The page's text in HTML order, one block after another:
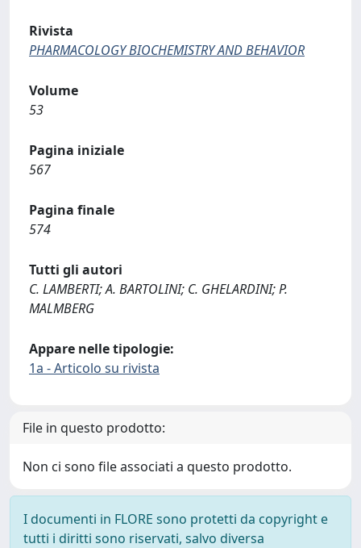
Rivista
PHARMACOLOGY BIOCHEMISTRY AND BEHAVIOR
Volume
53
Pagina iniziale
567
Pagina finale
574
Tutti gli autori
C. LAMBERTI; A. BARTOLINI; C. GHELARDINI; P.
MALMBERG
Appare nelle tipologie:
1a - Articolo su rivista
File in questo prodotto:
Non ci sono file associati a questo prodotto.
I documenti in FLORE sono protetti da copyright e
tutti i diritti sono riservati, salvo diversa